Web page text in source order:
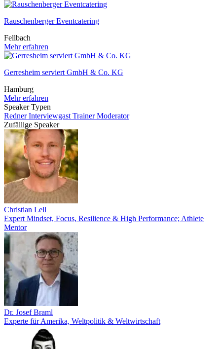
Rauschenberger Eventcatering
Fellbach
Mehr erfahren
Gerresheim serviert GmbH & Co. KG
Hamburg
Mehr erfahren
Speaker Typen
RednerInterviewgast TrainerModerator
Zufällige Speaker
Christian Lell
Expert Mindset, Focus, Resilience & High Performance; Athlete
Mentor
Dr. Josef Braml
Experte für Amerika, Weltpolitik & Weltwirtschaft